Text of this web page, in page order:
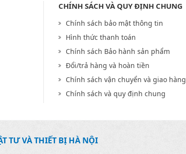
CHÍNH SÁCH VÀ QUY ĐỊNH CHUNG
Chính sách bảo mật thông tin
Hình thức thanh toán
Chính sách Bảo hành sản phẩm
Đổi/trả hàng và hoàn tiền
Chính sách vận chuyển và giao hàng
Chính sách và quy định chung
TƯ VÀ THIẾT BỊ HÀ NỘI